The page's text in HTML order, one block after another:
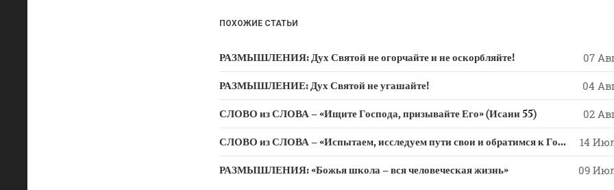
ki
ПОХОЖИЕ СТАТЬИ
РАЗМЫШЛЕНИЯ: Дух Святой не огорчайте и не оскорбляйте! 07
РАЗМЫШЛЕНИЕ: Дух Святой не угашайте! 04
СЛОВО из СЛОВА – «Ищите Господа, призывайте Его» (Исаии 55) 02
СЛОВО из СЛОВА – «Испытаем, исследуем пути свои и обратимся к Господу» 14
РАЗМЫШЛЕНИЯ: «Божья школа – вся человеческая жизнь» 09